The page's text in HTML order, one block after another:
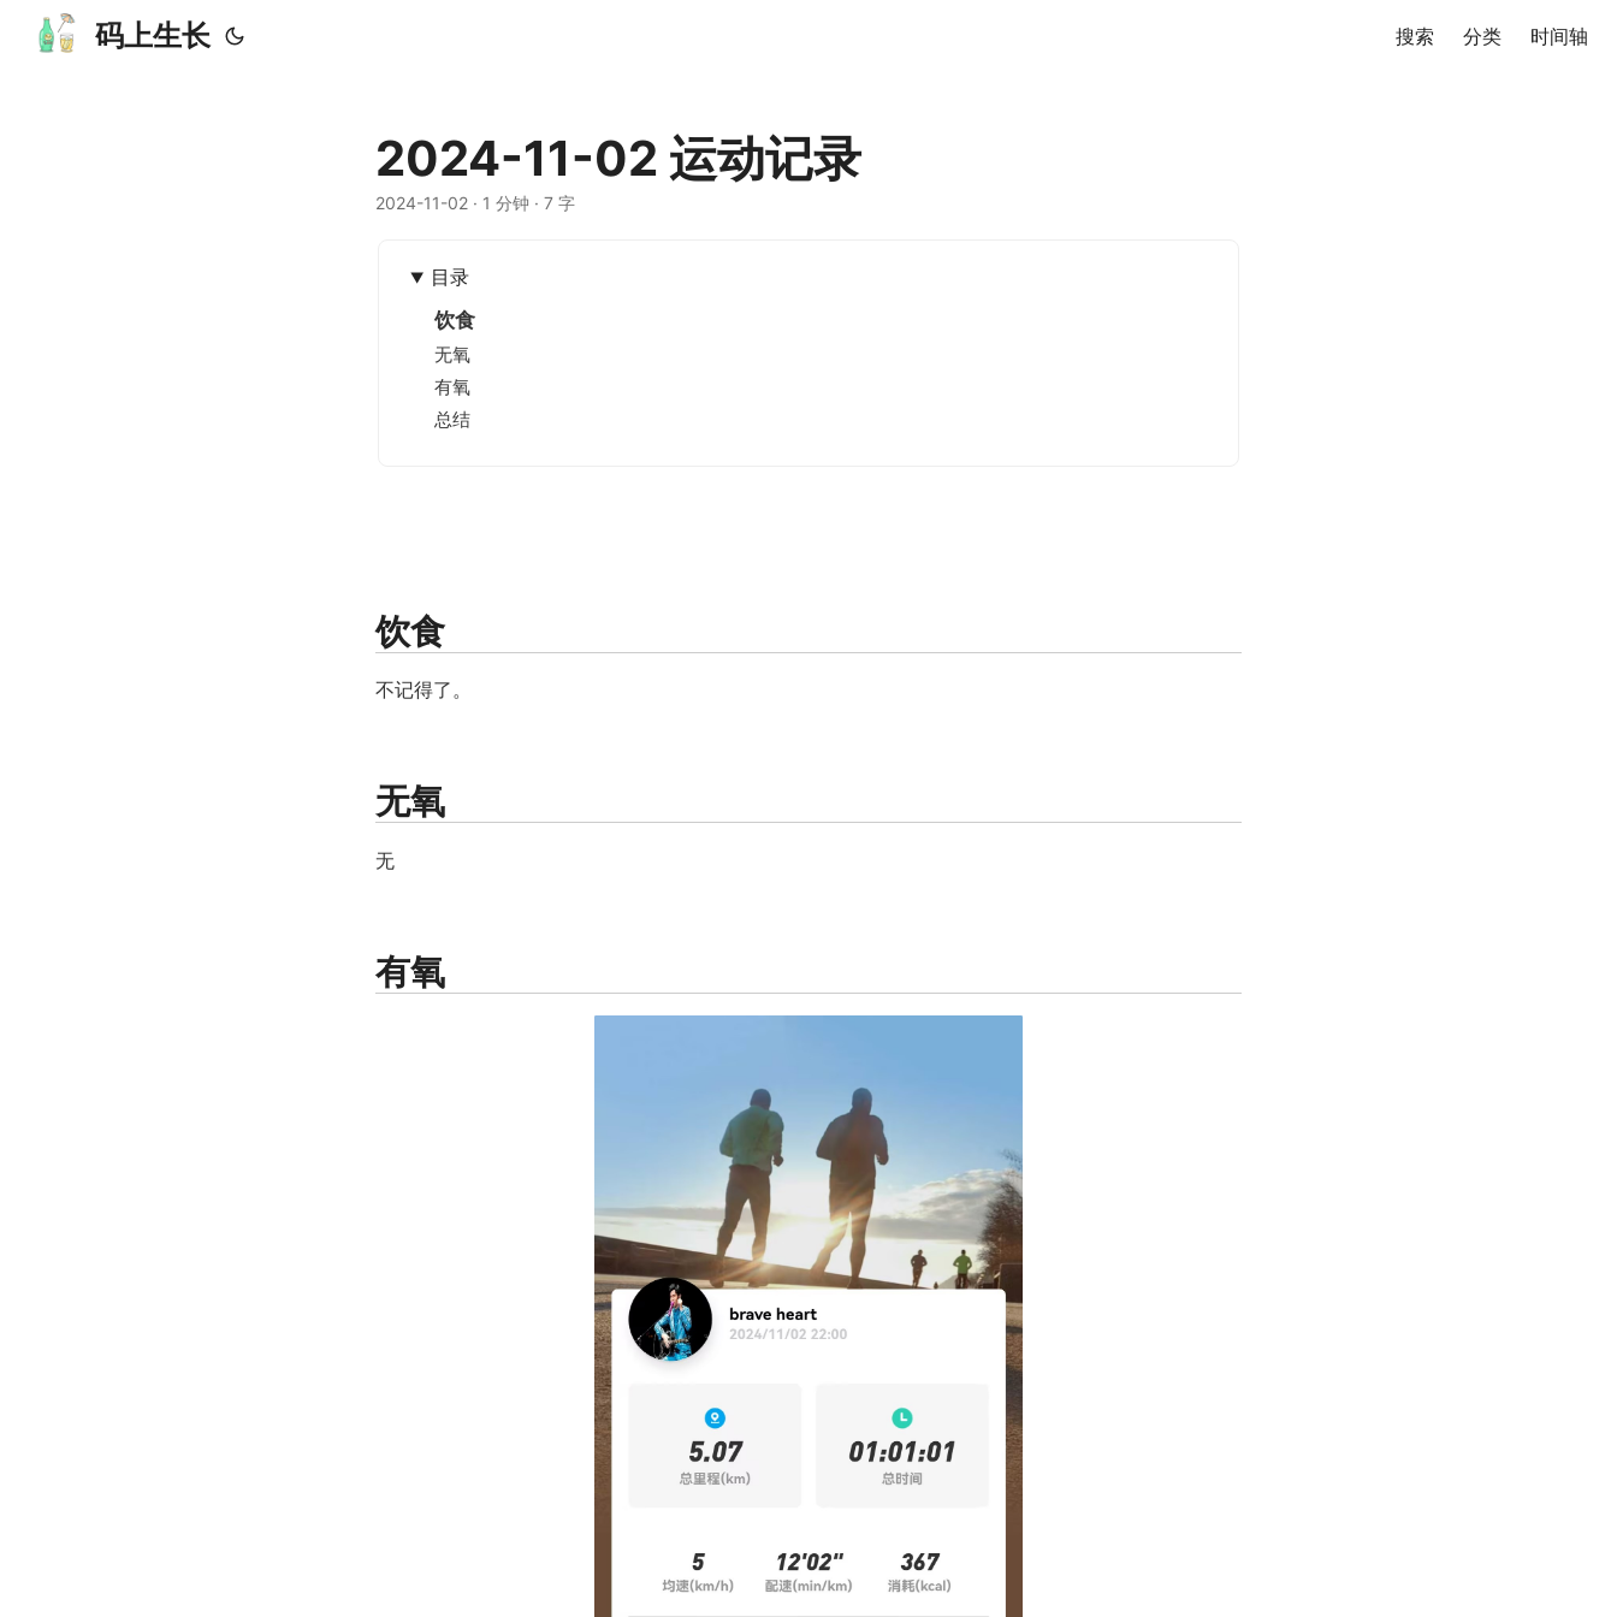
码上生长 搜索 分类 时间轴
2024-11-02 运动记录
2024-11-02 · 1 分钟 · 7 字
目录
饮食
无氧
有氧
总结
饮食
不记得了。
无氧
无
有氧